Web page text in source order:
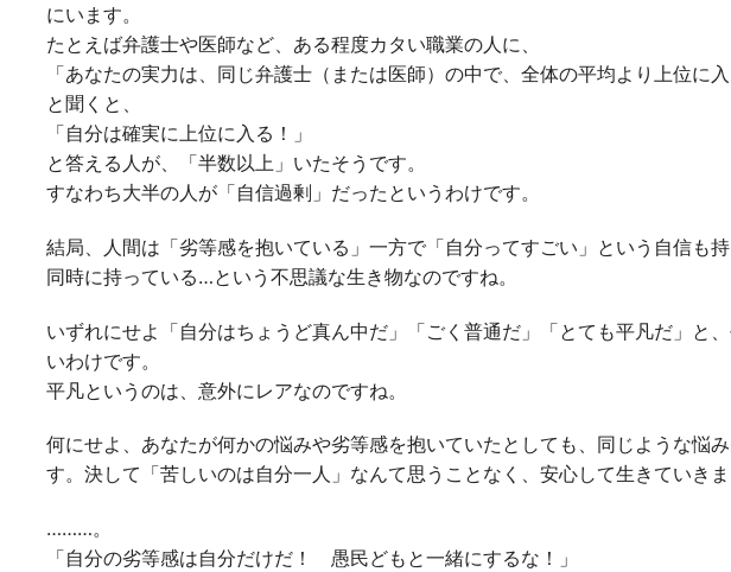
にいます。
たとえば弁護士や医師など、ある程度カタい職業の人に、
「あなたの実力は、同じ弁護士（または医師）の中で、全体の平均より上位に
と聞くと、
「自分は確実に上位に入る！」
と答える人が、「半数以上」いたそうです。
すなわち大半の人が「自信過剰」だったというわけです。
結局、人間は「劣等感を抱いている」一方で「自分ってすごい」という自信も
同時に持っている…という不思議な生き物なのですね。
いずれにせよ「自分はちょうど真ん中だ」「ごく普通だ」「とても平凡だ」と
いわけです。
平凡というのは、意外にレアなのですね。
何にせよ、あなたが何かの悩みや劣等感を抱いていたとしても、同じような悩
す。決して「苦しいのは自分一人」なんて思うことなく、安心して生きていきま
………。
「自分の劣等感は自分だけだ！ 愚民どもと一緒にするな！」